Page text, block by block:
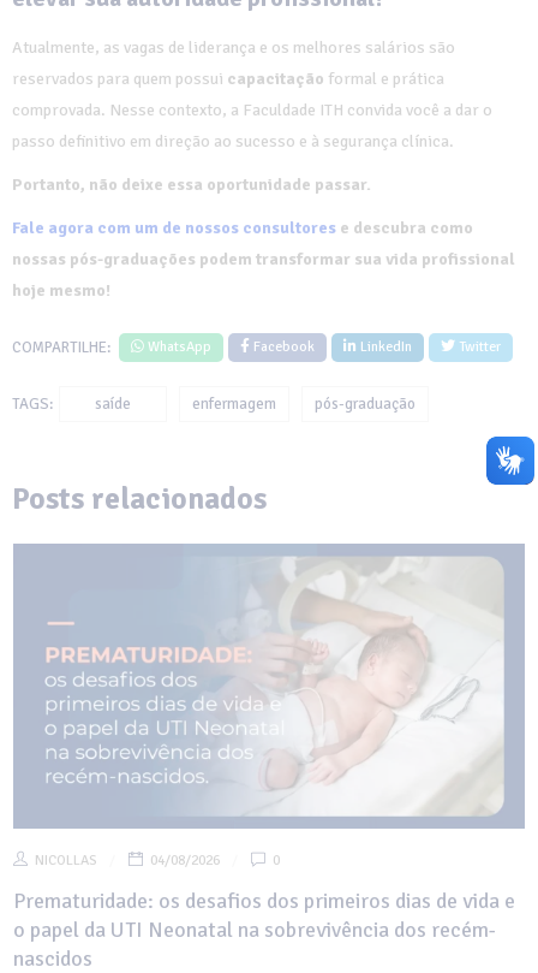
Atualmente, as vagas de liderança e os melhores salários são
reservados para quem possui capacitação formal e prática
comprovada. Nesse contexto, a Faculdade ITH convida você a dar o
passo definitivo em direção ao sucesso e à segurança clínica.
Portanto, não deixe essa oportunidade passar.
Fale agora com um de nossos consultores e descubra como
nossas pós-graduações podem transformar sua vida profissional
hoje mesmo!
COMPARTILHE: WhatsApp Facebook LinkedIn Twitter
TAGS: saíde enfermagem pós-graduação
Posts relacionados
NICOLLAS 04/08/2026 0
Prematuridade: os desafios dos primeiros dias de vida e
o papel da UTI Neonatal na sobrevivência dos recém-
nascidos